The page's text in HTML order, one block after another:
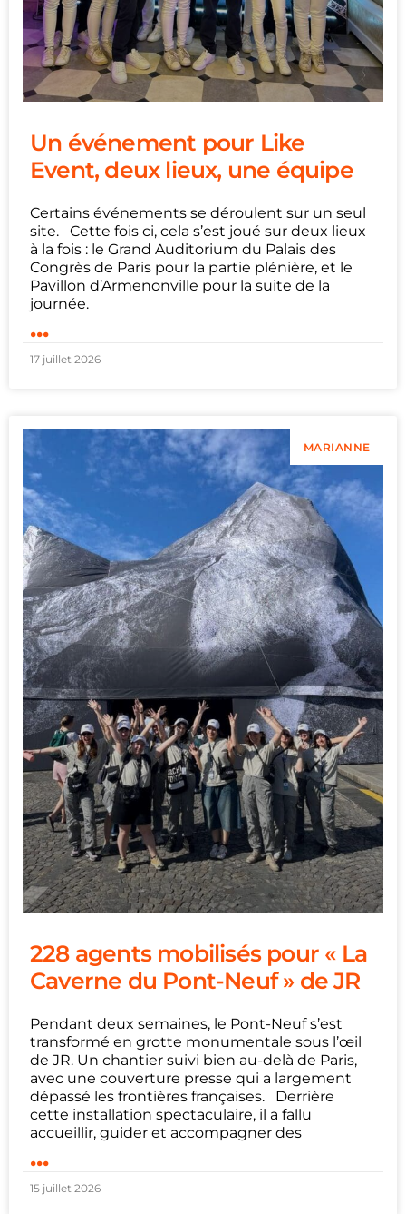
Un événement pour Like
Event, deux lieux, une équipe
Certains événements se déroulent sur un seul
site. Cette fois ci, cela s’est joué sur deux lieux
à la fois : le Grand Auditorium du Palais des
Congrès de Paris pour la partie plénière, et le
Pavillon d’Armenonville pour la suite de la
journée.
...
17 juillet 2026
MARIANNE
228 agents mobilisés pour « La
Caverne du Pont-Neuf » de JR
Pendant deux semaines, le Pont-Neuf s’est
transformé en grotte monumentale sous l’œil
de JR. Un chantier suivi bien au-delà de Paris,
avec une couverture presse qui a largement
dépassé les frontières françaises. Derrière
cette installation spectaculaire, il a fallu
accueillir, guider et accompagner des
...
15 juillet 2026